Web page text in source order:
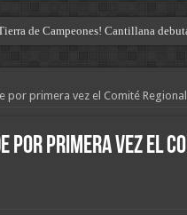
de Campeones! Cantillana
por primera vez el Comité
primera vez el